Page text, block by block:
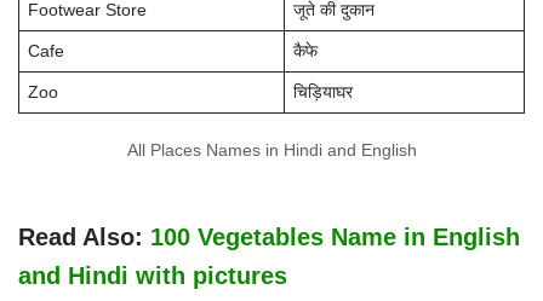
Footwear Store जूते की दुकान
Cafe कैफे
Zoo चिड़ियाघर
All Places Names in Hindi and English
Read Also: 100 Vegetables Name in English
and Hindi with pictures